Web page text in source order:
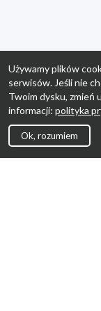
Używamy plików
serwisów. Jeśli nie
Twoim dysku, zmień
informacji: polityka
Ok, rozumiem